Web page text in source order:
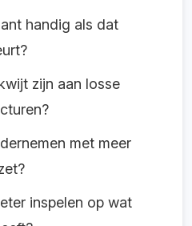
handig als dat
zijn aan losse
met meer
inspelen op wat